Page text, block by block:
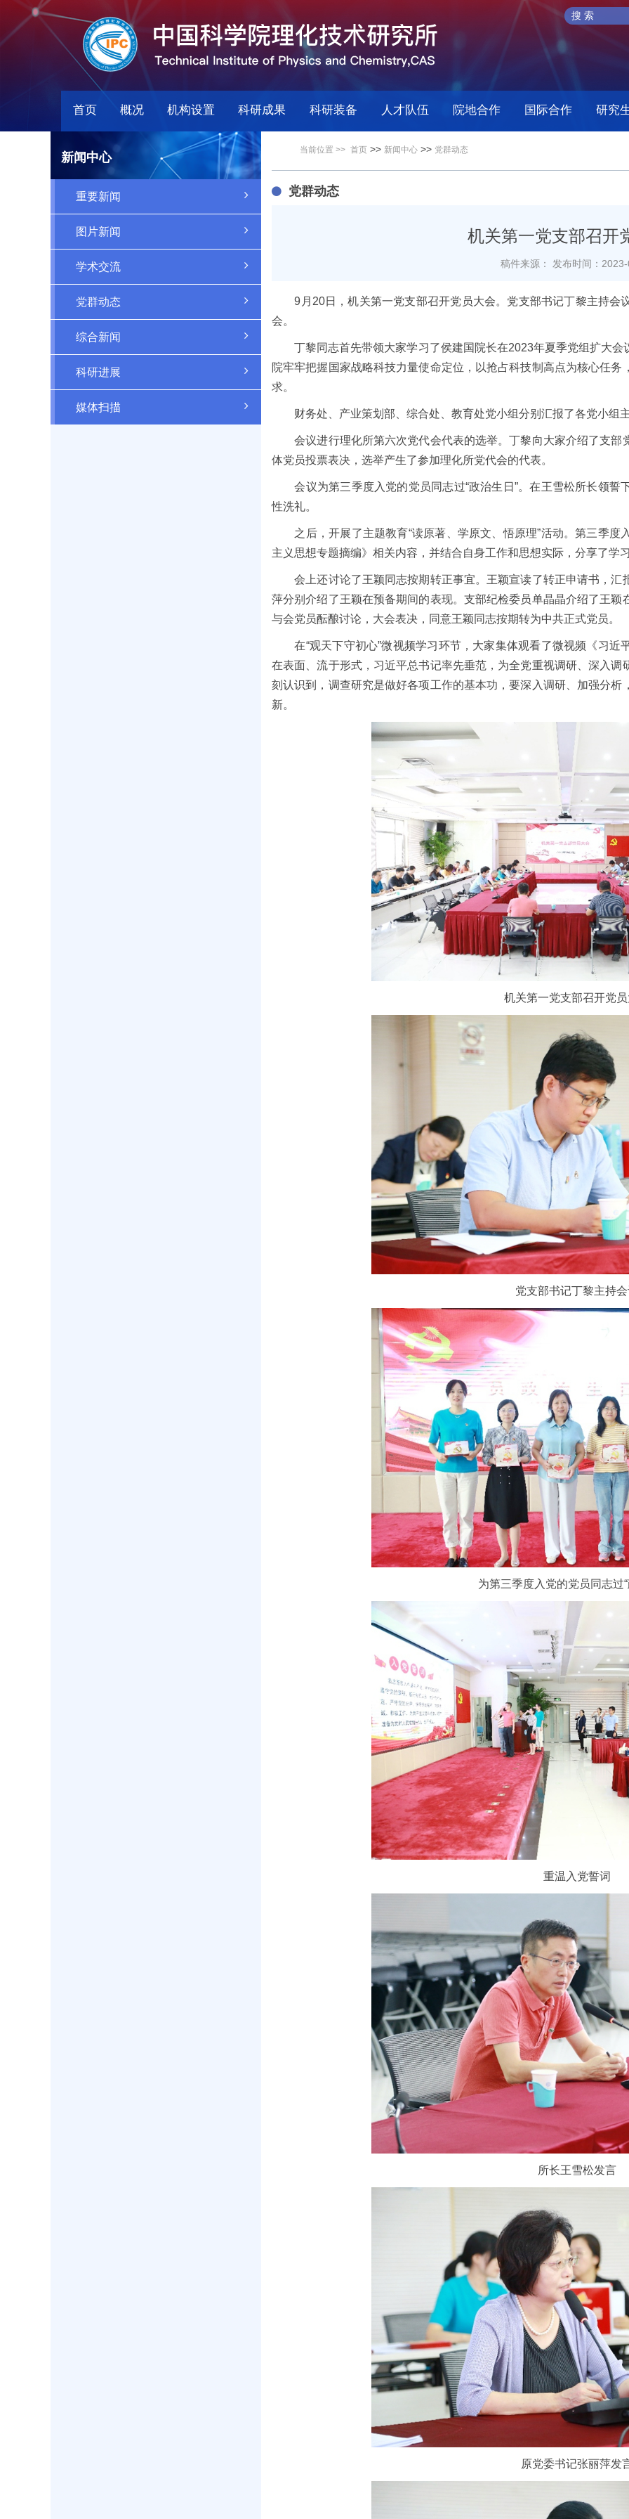
首页 概况 机构设置 科研成果 科研装备 人才队伍 院地合作 国际合作 研究
新闻中心
重要新闻
图片新闻
学术交流
党群动态
综合新闻
科研进展
媒体扫描
当前位置 >> 首页 >> 新闻中心 >> 党群动态
党群动态
机关第一党支部召开
稿件来源： 发布时间：
9月20日，机关第一党支部召开党员大会。党支部书记丁黎主持会
会。
丁黎同志首先带领大家学习了侯建国院长在2023年夏季党组扩大会
院牢牢把握国家战略科技力量使命定位，以抢占科技制高点为核心任
求。
财务处、产业策划部、综合处、教育处党小组分别汇报了各党小组
会议进行理化所第六次党代会代表的选举。丁黎向大家介绍了支部
体党员投票表决，选举产生了参加理化所党代会的代表。
会议为第三季度入党的党员同志过“政治生日”。在王雪松所长领誓
性洗礼。
之后，开展了主题教育“读原著、学原文、悟原理”活动。第三季度
主义思想专题摘编》相关内容，并结合自身工作和思想实际，分享了学
会上还讨论了王颖同志按期转正事宜。王颖宣读了转正申请书，汇
萍分别介绍了王颖在预备期间的表现。支部纪检委员单晶晶介绍了王
与会党员酝酿讨论，大会表决，同意王颖同志按期转为中共正式党员。
在“观天下守初心”微视频学习环节，大家集体观看了微视频《习近
在表面、流于形式，习近平总书记率先垂范，为全党重视调研、深入
刻认识到，调查研究是做好各项工作的基本功，要深入调研、加强分
新。
机关第一党支部召开党
党支部书记丁黎主持
为第三季度入党的党员同志过
重温入党誓词
所长王雪松发言
原党委书记张丽萍发